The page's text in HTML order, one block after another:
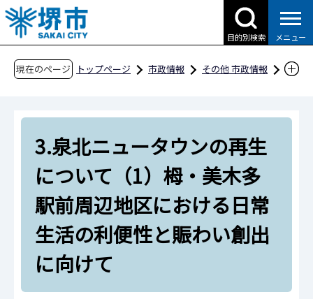
こ
の
ペ
目的別検索 メニュー
現在のページ トップページ 市政情報
その他 市政情報
令和3年度 国の施策・予算に関する提案・要望
について
令和3年度 国の施策・予算に関する提案・要
望書
最重点要望項目
3.泉北ニュータウンの再生について（1）栂・美
木多駅前周辺地区における日常生活の利便性と
賑わい創出に向けて
3.泉北ニュータウンの再生
について（1）栂・美木多
駅前周辺地区における日常
生活の利便性と賑わい創出
に向けて